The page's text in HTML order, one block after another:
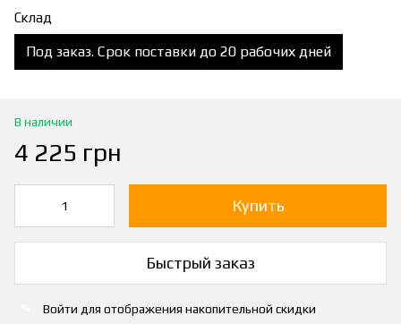
Склад
Под заказ. Срок поставки до 20 рабочих дней
В наличии
4 225 грн
Купить
Быстрый заказ
Войти для отображения накопительной скидки